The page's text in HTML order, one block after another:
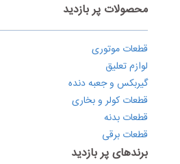
محصولات پر بازدید
قطعات موتوری
لوازم تعلیق
گیربکس و جعبه دنده
قطعات کولر و بخاری
قطعات بدنه
قطعات برقی
برندهای پر بازدید